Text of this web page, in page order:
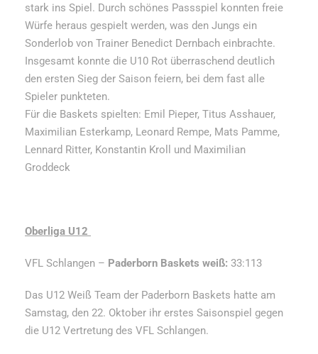
stark ins Spiel. Durch schönes Passspiel konnten freie
Würfe heraus gespielt werden, was den Jungs ein
Sonderlob von Trainer Benedict Dernbach einbrachte.
Insgesamt konnte die U10 Rot überraschend deutlich
den ersten Sieg der Saison feiern, bei dem fast alle
Spieler punkteten.
Für die Baskets spielten: Emil Pieper, Titus Asshauer,
Maximilian Esterkamp, Leonard Rempe, Mats Pamme,
Lennard Ritter, Konstantin Kroll und Maximilian
Groddeck
Oberliga U12
VFL Schlangen – Paderborn Baskets weiß: 33:113
Das U12 Weiß Team der Paderborn Baskets hatte am
Samstag, den 22. Oktober ihr erstes Saisonspiel gegen
die U12 Vertretung des VFL Schlangen.